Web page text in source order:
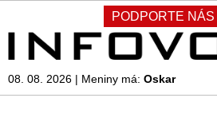
PODPORTE NÁS
08. 08. 2026 | Meniny má: Oskar